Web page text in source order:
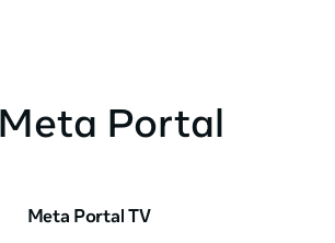
Portal
Meta Portal TV